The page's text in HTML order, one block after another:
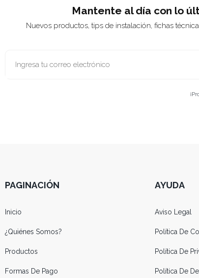
Mantente al día con lo
Nuevos productos, tips de instalación, fichas
PAGINACIÓN
Inicio
¿Quiénes Somos?
Productos
Formas De Pago
AYUDA
Aviso Legal
Política De
Política De
Política De